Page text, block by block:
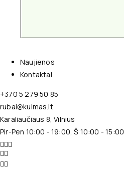
Naujienos
Kontaktai
+370 5 279 50 85
rubai@kulmas.lt
Karaliaučiaus 8, Vilnius
Pir-Pen 10:00 - 19:00, Š 10:00 - 15:00